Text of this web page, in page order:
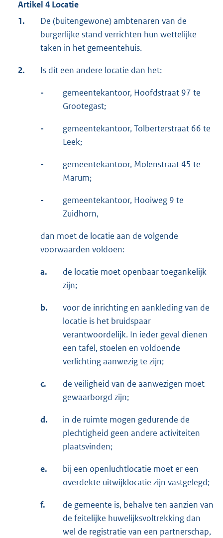
Artikel 4 Locatie
1.
De (buitengewone) ambtenaren van de
burgerlijke stand verrichten hun wettelijke
taken in het gemeentehuis.
2. Is dit een andere locatie dan het:
-
gemeentekantoor, Hoofdstraat 97 te
Grootegast;
-
gemeentekantoor, Tolberterstraat 66 te
Leek;
-
gemeentekantoor, Molenstraat 45 te
Marum;
-
gemeentekantoor, Hooiweg 9 te
Zuidhorn,
dan moet de locatie aan de volgende
voorwaarden voldoen:
a.
de locatie moet openbaar toegankelijk
zijn;
b.
voor de inrichting en aankleding van de
locatie is het bruidspaar
verantwoordelijk. In ieder geval dienen
een tafel, stoelen en voldoende
verlichting aanwezig te zijn;
c.
de veiligheid van de aanwezigen moet
gewaarborgd zijn;
d.
in de ruimte mogen gedurende de
plechtigheid geen andere activiteiten
plaatsvinden;
e.
bij een openluchtlocatie moet er een
overdekte uitwijklocatie zijn vastgelegd;
f.
de gemeente is, behalve ten aanzien van
de feitelijke huwelijksvoltrekking dan
wel de registratie van een partnerschap,